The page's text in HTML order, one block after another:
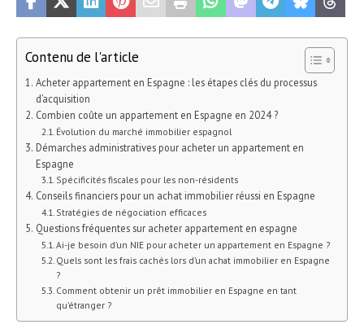
Contenu de l'article
Acheter appartement en Espagne : les étapes clés du processus
d’acquisition
Combien coûte un appartement en Espagne en 2024 ?
Évolution du marché immobilier espagnol
Démarches administratives pour acheter un appartement en
Espagne
Spécificités fiscales pour les non-résidents
Conseils financiers pour un achat immobilier réussi en Espagne
Stratégies de négociation efficaces
Questions fréquentes sur acheter appartement en espagne
Ai-je besoin d’un NIE pour acheter un appartement en Espagne ?
Quels sont les frais cachés lors d’un achat immobilier en Espagne
?
Comment obtenir un prêt immobilier en Espagne en tant
qu’étranger ?